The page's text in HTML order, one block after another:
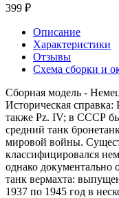
399 ₽
Описание
Характеристики
Отзывы
Схема сборки и
Сборная модель -
Историческая
также Pz. IV; в СССР
средний танк
мировой войны.
классифицировался
однако
танк вермахта:
1937 по 1945 год в